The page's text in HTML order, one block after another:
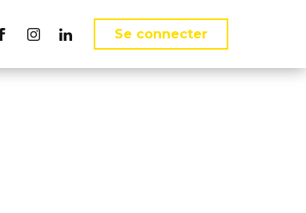
Suivez nous sur Facebook
Suivez nous sur Instagram
Suivez nous sur LinkedIn
Se connecter